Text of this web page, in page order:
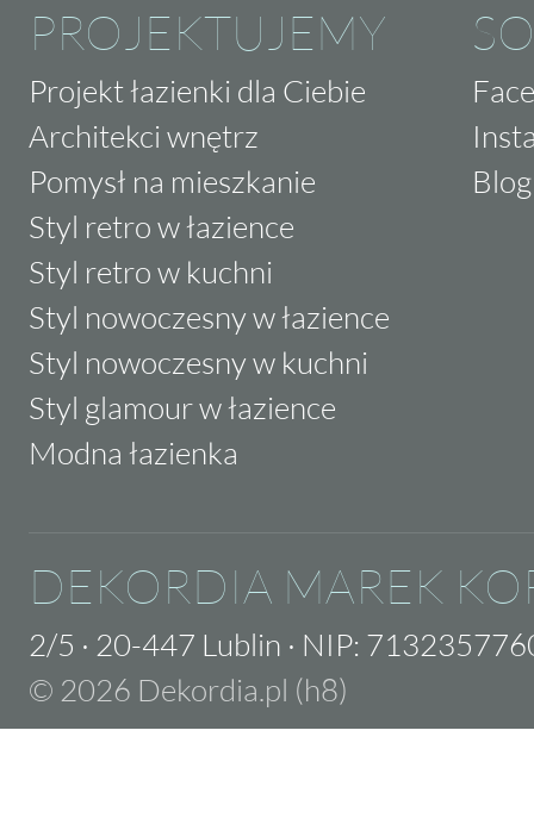
PROJEKTUJEMY
Projekt łazienki dla Ciebie
Architekci wnętrz
Pomysł na mieszkanie
Styl retro w łazience
Styl retro w kuchni
Styl nowoczesny w łazience
Styl nowoczesny w kuchni
Styl glamour w łazience
Modna łazienka
Blog
DEKORDIA MAREK
2/5 · 20-447 Lublin · NIP:
© 2026 Dekordia.pl (h8)